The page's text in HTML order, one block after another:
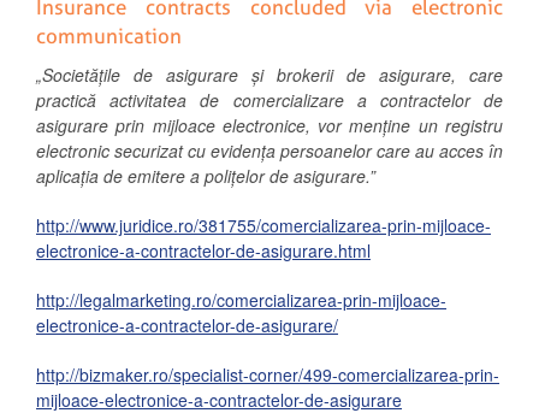
Insurance contracts concluded via electronic
communication
„Societățile de asigurare și brokerii de asigurare, care
practică activitatea de comercializare a contractelor de
asigurare prin mijloace electronice, vor menține un registru
electronic securizat cu evidența persoanelor care au acces în
aplicația de emitere a polițelor de asigurare.”
http://www.juridice.ro/381755/comercializarea-prin-mijloace-
electronice-a-contractelor-de-asigurare.html
http://legalmarketing.ro/comercializarea-prin-mijloace-
electronice-a-contractelor-de-asigurare/
http://bizmaker.ro/specialist-corner/499-comercializarea-prin-
mijloace-electronice-a-contractelor-de-asigurare